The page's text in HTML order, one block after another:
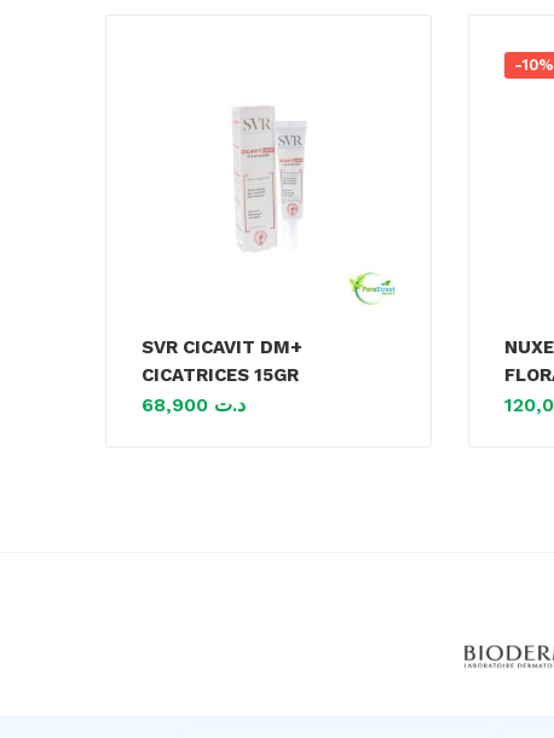
SVR CICAVIT DM+
CICATRICES 15GR
د.ت
-10%